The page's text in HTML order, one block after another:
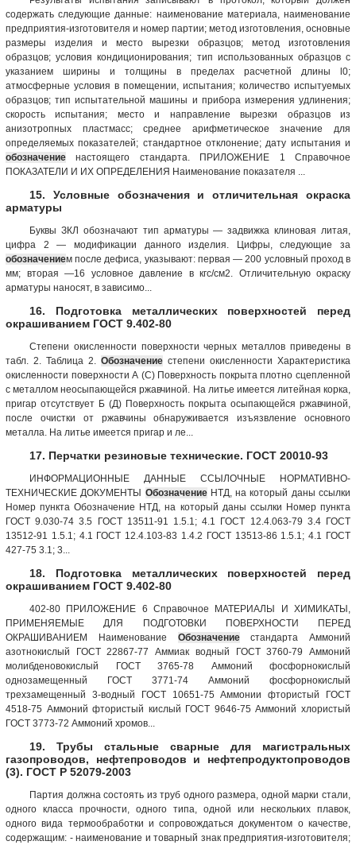
содержать следующие данные: наименование материала, наименование
предприятия-изготовителя и номер партии; метод изготовления, основные
размеры изделия и место вырезки образцов; метод изготовления
образцов; условия кондиционирования; тип использованных образцов с
указанием ширины и толщины в пределах расчетной длины l0;
атмосферные условия в помещении, испытания; количество испытуемых
образцов; тип испытательной машины и прибора измерения удлинения;
скорость испытания; место и направление вырезки образцов из
анизотропных пластмасс; среднее арифметическое значение для
определяемых показателей; стандартное отклонение; дату испытания и
обозначение настоящего стандарта. ПРИЛОЖЕНИЕ 1 Справочное
ПОКАЗАТЕЛИ И ИХ ОПРЕДЕЛЕНИЯ Наименование показателя ...
15. Условные обозначения и отличительная окраска
арматуры
Буквы ЗКЛ обозначают тип арматуры — задвижка клиновая литая,
цифра 2 — модификации данного изделия. Цифры, следующие за
обозначением после дефиса, указывают: первая — 200 условный проход в
мм; вторая —16 условное давление в кгс/см2. Отличительную окраску
арматуры наносят, в зависимо...
16. Подготовка металлических поверхностей перед
окрашиванием ГОСТ 9.402-80
Степени окисленности поверхности черных металлов приведены в
табл. 2. Таблица 2. Обозначение степени окисленности Характеристика
окисленности поверхности А (С) Поверхность покрыта плотно сцепленной
с металлом неосыпающейся ржавчиной. На литье имеется литейная корка,
пригар отсутствует Б (Д) Поверхность покрыта осыпающейся ржавчиной,
после очистки от ржавчины обнаруживается изъязвление основного
металла. На литье имеется пригар и ле...
17. Перчатки резиновые технические. ГОСТ 20010-93
ИНФОРМАЦИОННЫЕ ДАННЫЕ ССЫЛОЧНЫЕ НОРМАТИВНО-
ТЕХНИЧЕСКИЕ ДОКУМЕНТЫ ОбозначениеНТД, на который даны ссылки
Номер пункта Обозначение НТД, на который даны ссылки Номер пункта
ГОСТ 9.030-74 3.5 ГОСТ 13511-91 1.5.1; 4.1 ГОСТ 12.4.063-79 3.4 ГОСТ
13512-91 1.5.1; 4.1 ГОСТ 12.4.103-83 1.4.2 ГОСТ 13513-86 1.5.1; 4.1 ГОСТ
427-75 3.1; 3...
18. Подготовка металлических поверхностей перед
окрашиванием ГОСТ 9.402-80
402-80 ПРИЛОЖЕНИЕ 6 Справочное МАТЕРИАЛЫ И ХИМИКАТЫ,
ПРИМЕНЯЕМЫЕ ДЛЯ ПОДГОТОВКИ ПОВЕРХНОСТИ ПЕРЕД
ОКРАШИВАНИЕМ Наименование Обозначениестандарта Аммоний
азотнокислый ГОСТ 22867-77 Аммиак водный ГОСТ 3760-79 Аммоний
молибденовокислый ГОСТ 3765-78 Аммоний фосфорнокислый
однозамещенный ГОСТ 3771-74 Аммоний фосфорнокислый
трехзамещенный 3-водный ГОСТ 10651-75 Аммонии фтористый ГОСТ
4518-75 Аммоний фтористый кислый ГОСТ 9646-75 Аммоний хлористый
ГОСТ 3773-72 Аммоний хромов...
19. Трубы стальные сварные для магистральных
газопроводов, нефтепроводов и нефтепродуктопроводов
(3). ГОСТ Р 52079-2003
Партия должна состоять из труб одного размера, одной марки стали,
одного класса прочности, одного типа, одной или нескольких плавок,
одного вида термообработки и сопровождаться документом о качестве,
содержащим: - наименование и товарный знак предприятия-изготовителя;